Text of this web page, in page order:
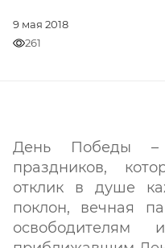
9 мая 2018
261
День Победы
праздников,
отклик в душе
поклон, вечная
освободителям